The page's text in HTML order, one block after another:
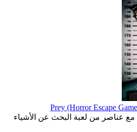
عناصر من لعبة البحث عن الأشياء